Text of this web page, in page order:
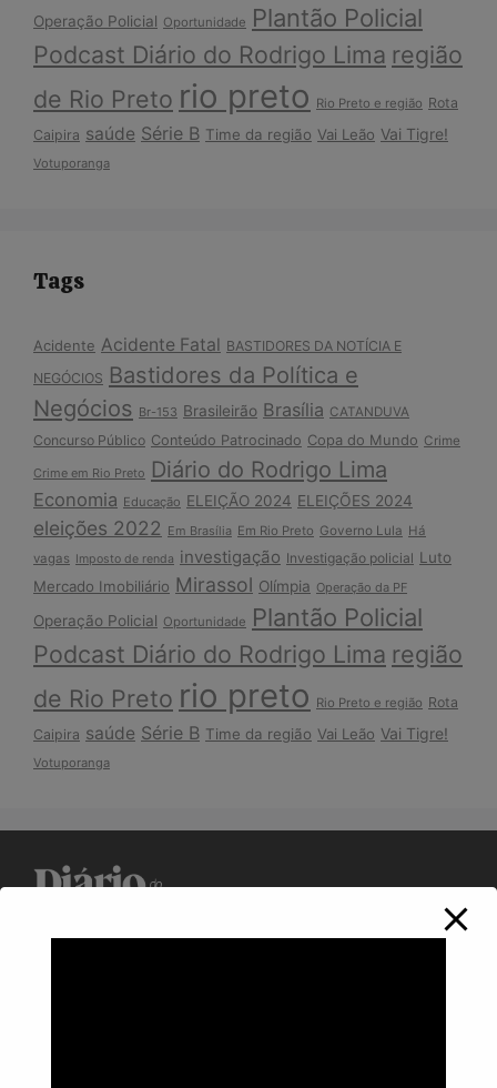
Operação Policial Oportunidade Plantão Policial
Podcast Diário do Rodrigo Lima região
de Rio Preto rio preto Rio Preto e região Rota
Caipira saúde Série B Time da região Vai Leão Vai Tigre!
Votuporanga
Tags
Acidente Acidente Fatal BASTIDORES DA NOTÍCIA E
NEGÓCIOS Bastidores da Política e
Negócios Br-153 Brasileirão Brasília CATANDUVA
Concurso Público Conteúdo Patrocinado Copa do Mundo Crime
Crime em Rio Preto Diário do Rodrigo Lima
Economia Educação ELEIÇÃO 2024 ELEIÇÕES 2024
eleições 2022 Em Brasília Em Rio Preto Governo Lula Há
vagas
Imposto de renda investigação Investigação policial Luto
Mercado Imobiliário Mirassol Olímpia Operação da PF
Operação Policial Oportunidade Plantão Policial
Podcast Diário do Rodrigo Lima região
de Rio Preto rio preto Rio Preto e região Rota
Caipira saúde Série B Time da região Vai Leão Vai Tigre!
Votuporanga